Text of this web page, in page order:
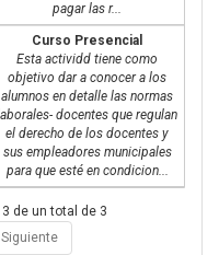
pagar las r...
Curso Presencial
Esta actividd tiene como
objetivo dar a conocer a los
alumnos en detalle las normas
docentes que regulan
el derecho de los docentes y
sus empleadores municipales
para que esté en condicion...
de un total de 3
Siguiente